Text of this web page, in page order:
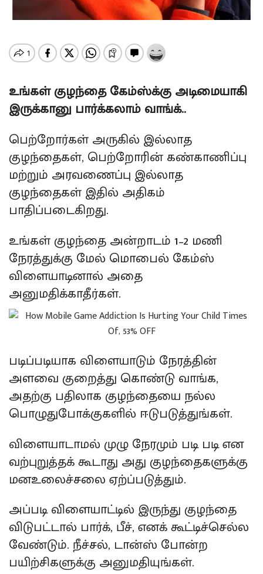
உங்கள் குழந்தை கேம்ஸ்க்கு அடிமையாகி
இருக்கானு பார்க்கலாம் வாங்க்..
பெற்றோர்கள் அருகில் இல்லாத
குழந்தைகள், பெற்றோரின் கண்காணிப்பு
மற்றும் அரவணைப்பு இல்லாத
குழந்தைகள் இதில் அதிகம்
பாதிப்படைகிறது.
உங்கள் குழந்தை அன்றாடம் 1–2 மணி
நேரத்துக்கு மேல் மொபைல் கேம்ஸ்
விளையாடினால் அதை
அனுமதிக்காதீர்கள்.
படிப்படியாக விளையாடும் நேரத்தின்
அளவை குறைத்து கொண்டு வாங்க,
அதற்கு பதிலாக குழந்தையை நல்ல
பொழுதுபோக்குகளில் ஈடுபடுத்துங்கள்.
விளையாடாமல் முழு நேரமும் படி படி என
வற்புறுத்தக் கூடாது அது குழந்தைகளுக்கு
மனஉலைச்சலை ஏற்ப்படுத்தும்.
அப்படி விளையாட்டில் இருந்து குழந்தை
விடுபட்டால் பார்க், பீச், எனக் கூட்டிச்செல்ல
வேண்டும். நீச்சல், டான்ஸ் போன்ற
பயிற்சிகளுக்கு அனுமதியுங்கள்.